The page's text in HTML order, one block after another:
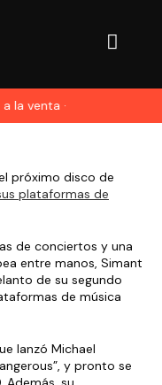
la venta ·
próximo disco de
plataformas de
de conciertos y una
entre manos, Simant
de su segundo
de música
lanzó Michael
y pronto se